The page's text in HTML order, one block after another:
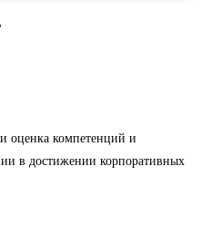
оценка компетенций и
в достижении корпоративных